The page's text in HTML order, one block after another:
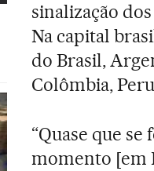
sinalização
Na capital
do Brasil,
Colômbia,
“Quase que
momento [em